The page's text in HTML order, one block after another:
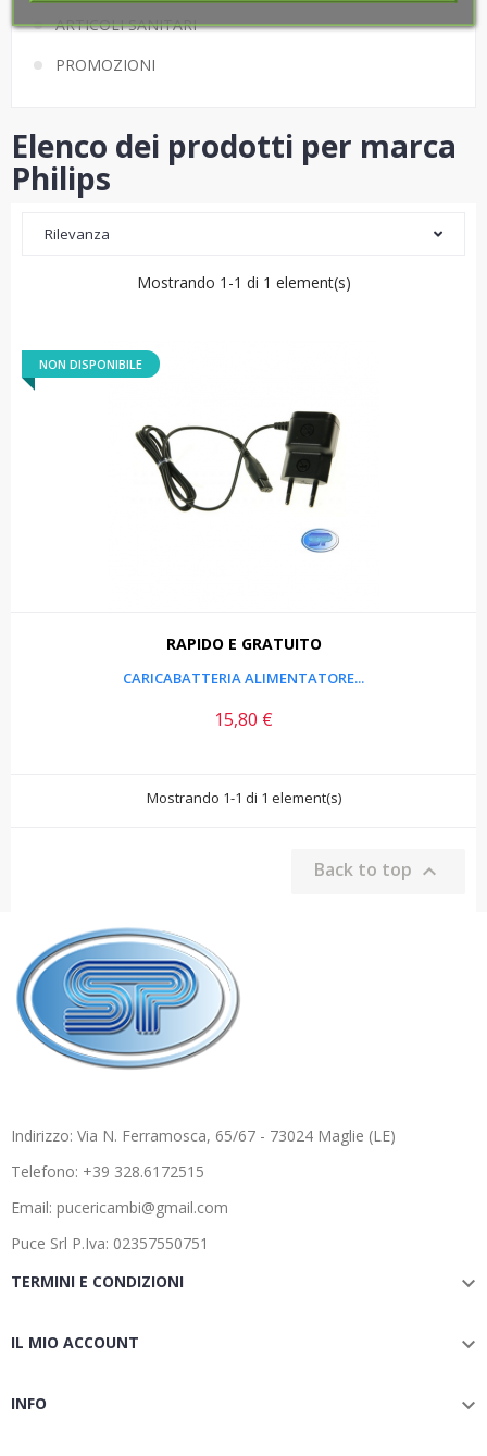
ARTICOLI SANITARI
PROMOZIONI
Elenco dei prodotti per marca
Philips
Rilevanza
Mostrando 1-1 di 1 element(s)
NON DISPONIBILE
RAPIDO E GRATUITO
CARICABATTERIA ALIMENTATORE...
Prezzo
15,80 €
Mostrando 1-1 di 1 element(s)
Back to top 
Indirizzo: Via N. Ferramosca, 65/67 - 73024 Maglie (LE)
Telefono: +39 328.6172515
Email: pucericambi@gmail.com
Puce Srl P.Iva: 02357550751
TERMINI E CONDIZIONI

IL MIO ACCOUNT 
INFO 